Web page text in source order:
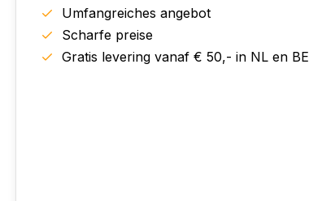
Umfangreiches angebot
Scharfe preise
Gratis levering vanaf € 50,- in NL en BE